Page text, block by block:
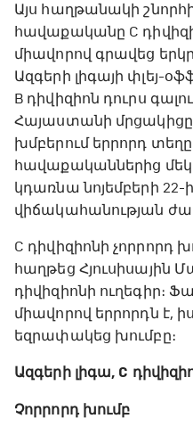
Այս հաղթանակի
հավաքականը C
միավորով գրավեց
Ազգերի լիգայի փլեյ-
B դիվիզիոն դուրս
Հայաստանի մրցակիցը
խմբերում երրորդ
հավաքականներից
կդառնա նոյեմբերի 22-
վիճակահանության
C դիվիզիոնի չորրորդ
հաղթեց Հյուսիսային
դիվիզիոնի ուղեգիր։
միավորով երրորդն է,
եզրափակեց խումբը։
Ազգերի լիգա, C
Չորրորդ խումբ